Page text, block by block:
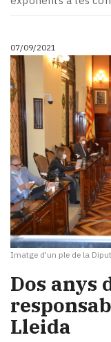
07/09/2021
Imatge d'un ple de la
Dos anys
Lleida